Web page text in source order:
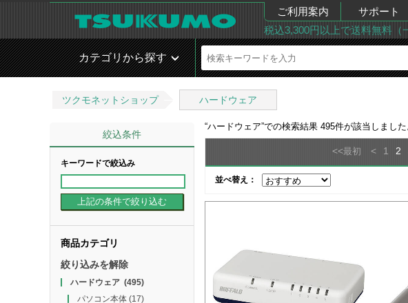
ご利用案内 サポート
税込3,300円以上で送料無料（
カテゴリから探す
ツクモネットショップ ハードウェア
絞込条件
キーワードで絞込み
商品カテゴリ
絞り込みを解除
ハードウェア(495)
パソコン本体(17)
“ハードウェア”での検索結果 495件が該当しました
<<最初 < 1 2
並べ替え：